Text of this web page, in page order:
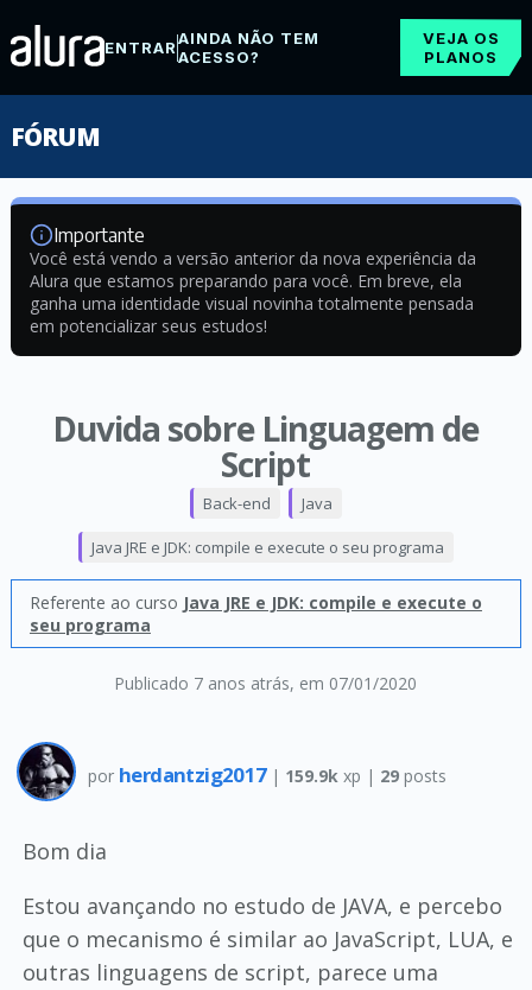
ENTRARAINDA NÃO TEM
ACESSO?
VEJA OS
PLANOS
FÓRUM
Importante
Você está vendo a versão anterior da nova experiência da
Alura que estamos preparando para você. Em breve, ela
ganha uma identidade visual novinha totalmente pensada
em potencializar seus estudos!
Duvida sobre Linguagem de
Script
Publicado 7 anos atrás, em 07/01/2020
Back-end Java
Java JRE e JDK: compile e execute o seu programa
Referente ao curso Java JRE e JDK: compile e execute o
seu programa
por herdantzig2017 | 159.9k xp | 29posts
Bom dia
Estou avançando no estudo de JAVA, e percebo
que o mecanismo é similar ao JavaScript, LUA, e
outras linguagens de script, parece uma